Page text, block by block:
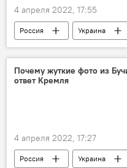
4 апреля 2022, 17:55
Россия
Украина
Армия и вооружение
Мир
Почему жуткие фото из
ответ Кремля
4 апреля 2022, 17:27
Россия Украина